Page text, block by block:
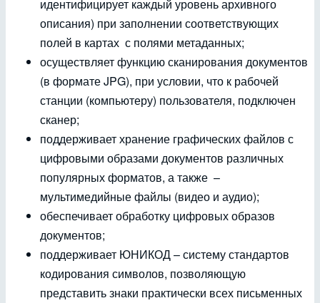
идентифицирует каждый уровень архивного
описания) при заполнении соответствующих
полей в картах с полями метаданных;
осуществляет функцию сканирования документов
(в формате JPG), при условии, что к рабочей
станции (компьютеру) пользователя, подключен
сканер;
поддерживает хранение графических файлов с
цифровыми образами документов различных
популярных форматов, а также –
мультимедийные файлы (видео и аудио);
обеспечивает обработку цифровых образов
документов;
поддерживает ЮНИКОД – систему стандартов
кодирования символов, позволяющую
представить знаки практически всех письменных